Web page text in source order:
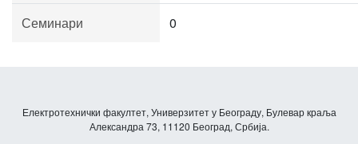
Семинари 0
Електротехнички факултет, Универзитет у Београду, Булевар краља
Александра 73, 11120 Београд, Србија.